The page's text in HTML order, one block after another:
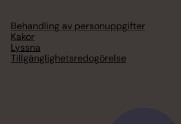
Behandling av personuppgifter
Kakor
Lyssna
Tillgänglighetsredogörelse